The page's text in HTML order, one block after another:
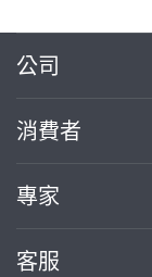
公司
消費者
專家
客服
繼續完成